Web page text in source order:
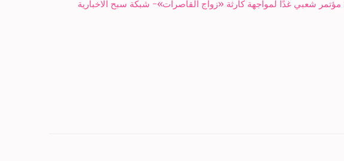
مؤتمر شعبي غدًا لمواجهة كارثة «زواج القاصرات»- شبكة سبح الاخبارية